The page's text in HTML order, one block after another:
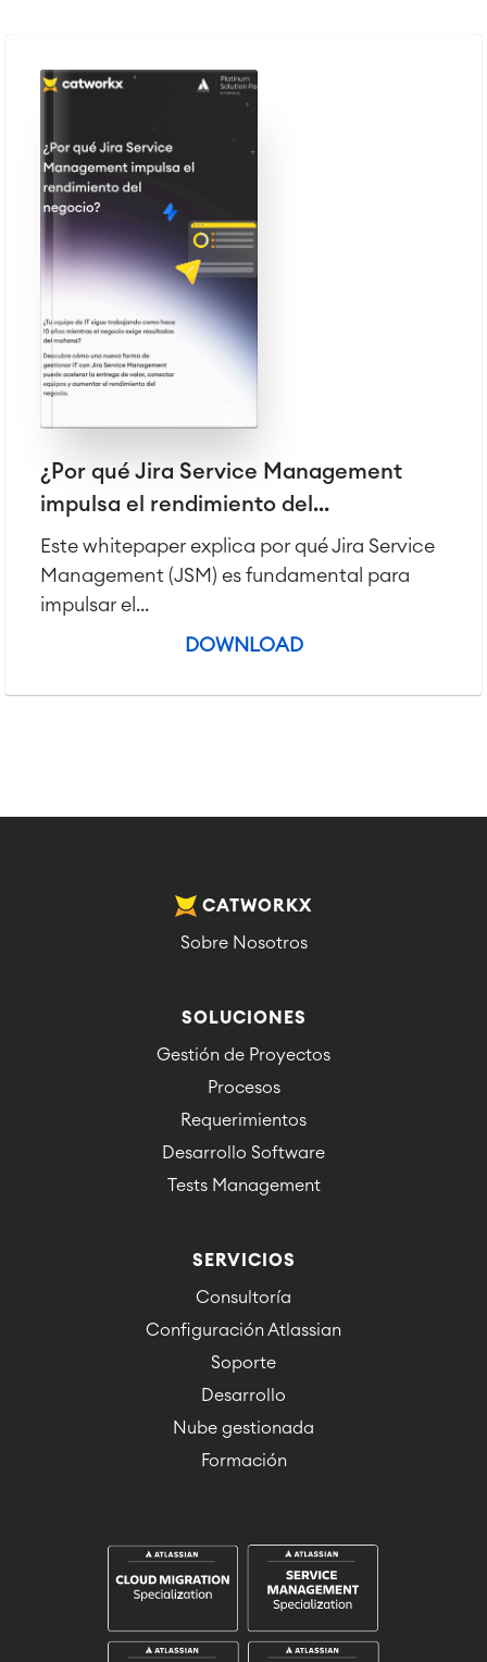
Wiki Empresarial
Meetings
Oficina Virtual
Integration
Inteligencia Artificial
SAP Integración
Atlassian Backup & Restore
RECURSOS
SOBRE NOSOTROS
■
■
■
¿Por qué Jira Service Management
impulsa el rendimiento del...
Este whitepaper explica por qué Jira Service
Management (JSM) es fundamental para
impulsar el...
DOWNLOAD
CATWORKX
Sobre Nosotros
SOLUCIONES
Gestión de Proyectos
Procesos
Requerimientos
Desarrollo Software
Tests Management
SERVICIOS
Consultoría
Configuración Atlassian
Soporte
Desarrollo
Nube gestionada
Formación